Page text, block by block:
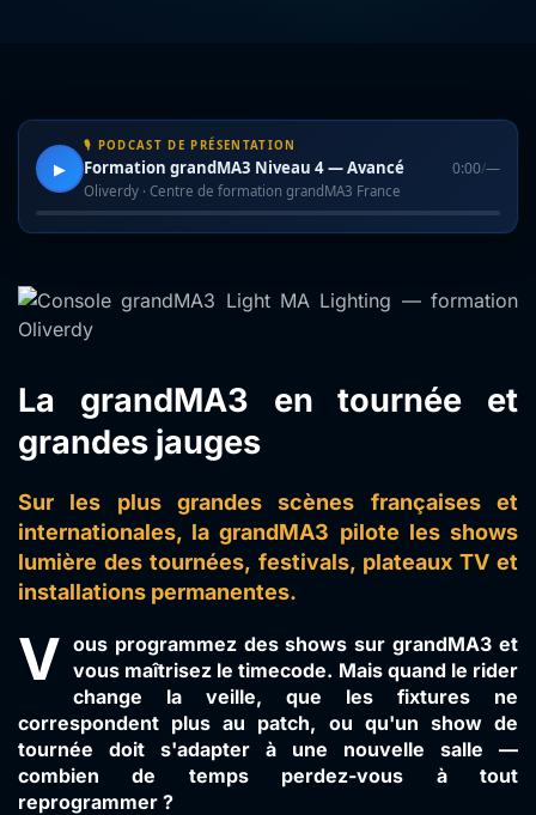
▶
🎙 PODCAST DE PRÉSENTATION
Formation grandMA3 Niveau 4 — Avancé
Oliverdy · Centre de formation grandMA3 France
0:00/—
La grandMA3 en tournée et
grandes jauges
Sur les plus grandes scènes françaises et
internationales, la grandMA3 pilote les shows
lumière des tournées, festivals, plateaux TV et
installations permanentes.
V ous programmez des shows sur grandMA3 et
vous maîtrisez le timecode. Mais quand le rider
change la veille, que les fixtures ne
correspondent plus au patch, ou qu'un show de
tournée doit s'adapter à une nouvelle salle —
combien de temps perdez-vous à tout
reprogrammer ?